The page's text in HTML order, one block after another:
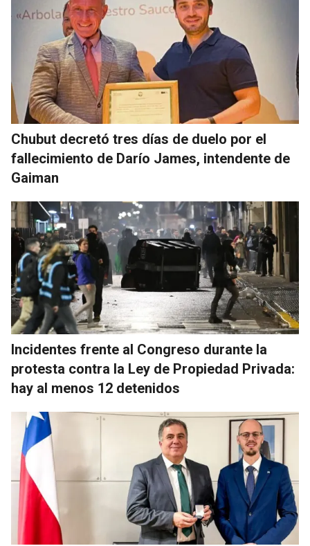
Chubut decretó tres días de duelo por el
fallecimiento de Darío James, intendente de
Gaiman
Incidentes frente al Congreso durante la
protesta contra la Ley de Propiedad Privada:
hay al menos 12 detenidos